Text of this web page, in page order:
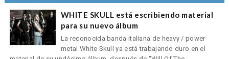
WHITE SKULL está escribiendo material
para su nuevo álbum
La reconocida banda italiana de heavy / power
metal White Skull ya está trabajando duro en el